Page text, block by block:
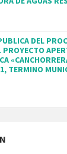
DEL
TERMINO